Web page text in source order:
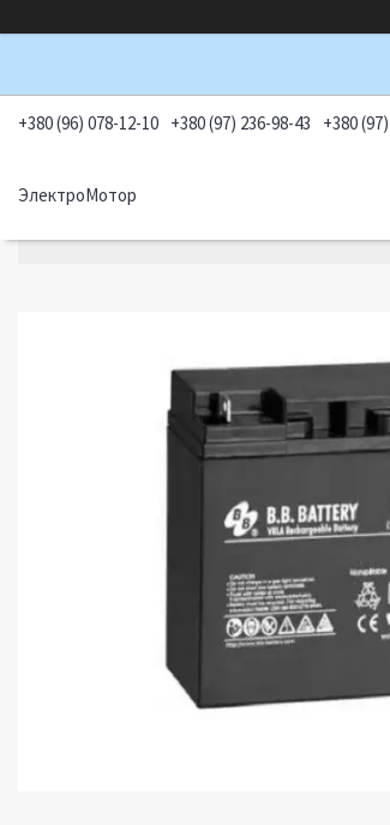
+380 (96) 078-12-10 +380 (97) 236-98-43 +380
ЭлектроМотор